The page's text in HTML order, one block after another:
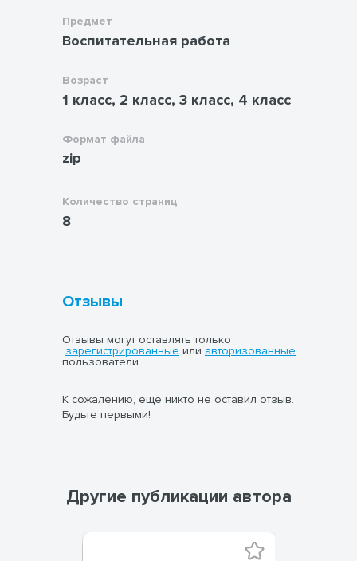
Предмет
Воспитательная работа
Возраст
1 класс, 2 класс, 3 класс, 4 класс
Формат файла
zip
Количество страниц
8
Отзывы
Отзывы могут оставлять только
зарегистрированные или авторизованные
пользователи
К сожалению, еще никто не оставил отзыв.
Будьте первыми!
Другие публикации автора